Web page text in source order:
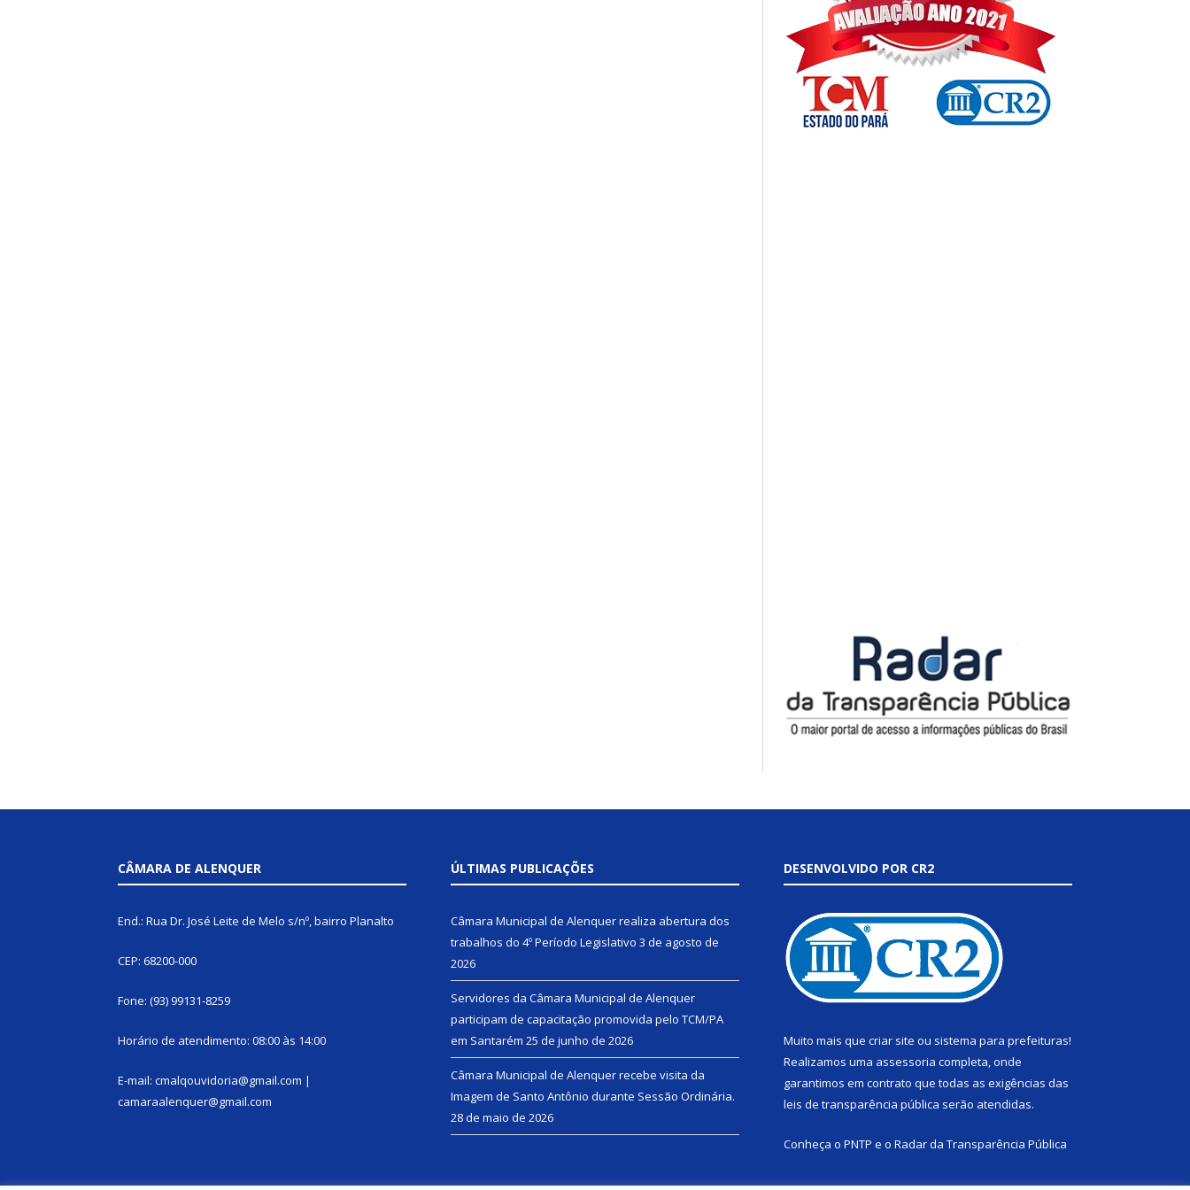
CÂMARA DE ALENQUER
End.: Rua Dr. José Leite de Melo s/nº, bairro Planalto
CEP: 68200-000
Fone: (93) 99131-8259
Horário de atendimento: 08:00 às 14:00
E-mail: cmalqouvidoria@gmail.com |
camaraalenquer@gmail.com
ÚLTIMAS PUBLICAÇÕES
Câmara Municipal de Alenquer realiza abertura dos
trabalhos do 4º Período Legislativo 3 de agosto de
2026
Servidores da Câmara Municipal de Alenquer
participam de capacitação promovida pelo TCM/PA
em Santarém 25 de junho de 2026
Câmara Municipal de Alenquer recebe visita da
Imagem de Santo Antônio durante Sessão Ordinária.
28 de maio de 2026
DESENVOLVIDO POR CR2
Muito mais que criar site ou sistema para prefeituras!
Realizamos uma assessoria completa, onde
garantimos em contrato que todas as exigências das
leis de transparência pública serão atendidas.
Conheça o PNTP e o Radar da Transparência Pública